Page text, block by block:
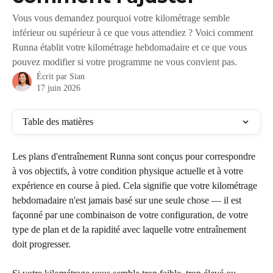
Vous vous demandez pourquoi votre kilométrage semble
inférieur ou supérieur à ce que vous attendiez ? Voici comment
Runna établit votre kilométrage hebdomadaire et ce que vous
pouvez modifier si votre programme ne vous convient pas.
Écrit par Sian
17 juin 2026
Table des matières
Les plans d'entraînement Runna sont conçus pour correspondre
à vos objectifs, à votre condition physique actuelle et à votre
expérience en course à pied. Cela signifie que votre kilométrage
hebdomadaire n'est jamais basé sur une seule chose — il est
façonné par une combinaison de votre configuration, de votre
type de plan et de la rapidité avec laquelle votre entraînement
doit progresser.